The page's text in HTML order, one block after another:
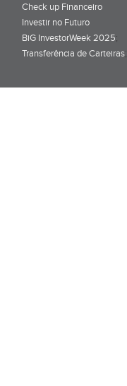
Check up Financeiro
Investir no Futuro
BiG InvestorWeek 2025;
Transferência de Carteiras;